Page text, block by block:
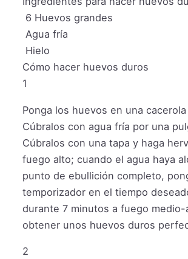
6 Huevos grandes
Agua fría
Hielo
Cómo hacer huevos duros
1
Ponga los huevos en una
Cúbralos con agua fría por una
Cúbralos con una tapa y haga
fuego alto; cuando el agua haya
punto de ebullición completo,
temporizador en el tiempo
durante 7 minutos a fuego medio-
obtener unos huevos duros
2